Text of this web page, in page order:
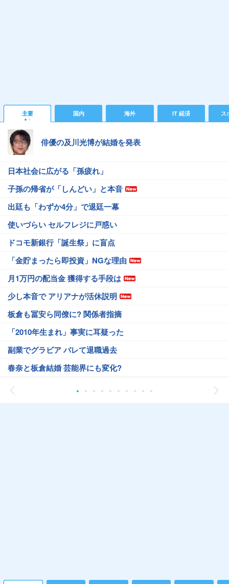
主要 国内 海外 IT 経済 ス
俳優の及川光博が結婚を発表
日本社会に広がる「孫疲れ」
子孫の帰省が「しんどい」と本音
出廷も「わずか4分」で退廷一幕
使いづらい セルフレジに戸惑い
ドコモ新銀行「誕生祭」に盲点
「金貯まったら即投資」NGな理由
月1万円の配当金 獲得する手段は
少し本音で アリアナが活休説明
板倉も冨安ら同僚に? 関係者指摘
「2010年生まれ」事実に耳疑った
副業でグラビア バレて退職過去
春奈と板倉結婚 芸能界にも変化?